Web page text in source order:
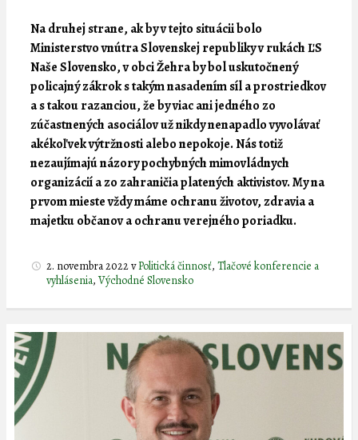
Na druhej strane, ak by v tejto situácii bolo
Ministerstvo vnútra Slovenskej republiky v rukách ĽS
Naše Slovensko, v obci Žehra by bol uskutočnený
policajný zákrok s takým nasadením síl a prostriedkov
a s takou razanciou, že by viac ani jedného zo
zúčastnených asociálov už nikdy nenapadlo vyvolávať
akékoľvek výtržnosti alebo nepokoje. Nás totiž
nezaujímajú názory pochybných mimovládnych
organizácií a zo zahraničia platených aktivistov. My na
prvom mieste vždy máme ochranu životov, zdravia a
majetku občanov a ochranu verejného poriadku.
2. novembra 2022vPolitická činnosť, Tlačové konferencie a
vyhlásenia, Východné Slovensko